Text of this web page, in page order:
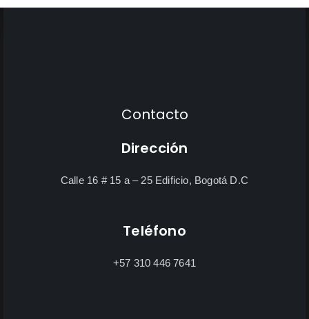
Contacto
Dirección
Calle 16 # 15 a – 25 Edificio, Bogotá D.C
Teléfono
+57 310 446 7641